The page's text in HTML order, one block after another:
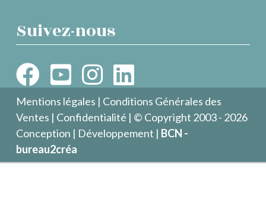
Suivez-nous
Mentions légales | Conditions Générales des
Ventes | Confidentialité | © Copyright 2003 - 2026
Conception | Développement | BCN -
bureau2créa